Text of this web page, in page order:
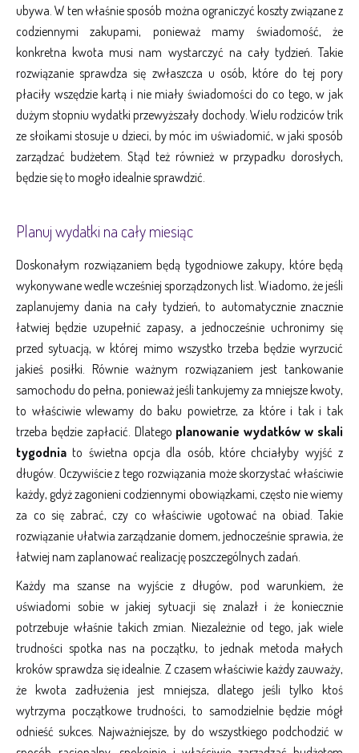
ubywa. W ten właśnie sposób można ograniczyć koszty związane z
codziennymi zakupami, ponieważ mamy świadomość, że
konkretna kwota musi nam wystarczyć na cały tydzień. Takie
rozwiązanie sprawdza się zwłaszcza u osób, które do tej pory
płaciły wszędzie kartą i nie miały świadomości do co tego, w jak
dużym stopniu wydatki przewyższały dochody. Wielu rodziców trik
ze słoikami stosuje u dzieci, by móc im uświadomić, w jaki sposób
zarządzać budżetem. Stąd też również w przypadku dorosłych,
będzie się to mogło idealnie sprawdzić.
Planuj wydatki na cały miesiąc
Doskonałym rozwiązaniem będą tygodniowe zakupy, które będą
wykonywane wedle wcześniej sporządzonych list. Wiadomo, że jeśli
zaplanujemy dania na cały tydzień, to automatycznie znacznie
łatwiej będzie uzupełnić zapasy, a jednocześnie uchronimy się
przed sytuacją, w której mimo wszystko trzeba będzie wyrzucić
jakieś posiłki. Równie ważnym rozwiązaniem jest tankowanie
samochodu do pełna, ponieważ jeśli tankujemy za mniejsze kwoty,
to właściwie wlewamy do baku powietrze, za które i tak i tak
trzeba będzie zapłacić. Dlatego planowanie wydatków w skali
tygodniato świetna opcja dla osób, które chciałyby wyjść z
długów. Oczywiście z tego rozwiązania może skorzystać właściwie
każdy, gdyż zagonieni codziennymi obowiązkami, często nie wiemy
za co się zabrać, czy co właściwie ugotować na obiad. Takie
rozwiązanie ułatwia zarządzanie domem, jednocześnie sprawia, że
łatwiej nam zaplanować realizację poszczególnych zadań.
Każdy ma szanse na wyjście z długów, pod warunkiem, że
uświadomi sobie w jakiej sytuacji się znalazł i że koniecznie
potrzebuje właśnie takich zmian. Niezależnie od tego, jak wiele
trudności spotka nas na początku, to jednak metoda małych
kroków sprawdza się idealnie. Z czasem właściwie każdy zauważy,
że kwota zadłużenia jest mniejsza, dlatego jeśli tylko ktoś
wytrzyma początkowe trudności, to samodzielnie będzie mógł
odnieść sukces. Najważniejsze, by do wszystkiego podchodzić w